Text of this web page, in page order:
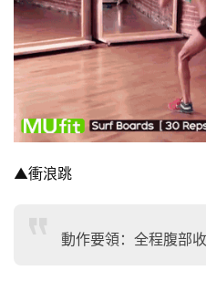
▲衝浪跳
動作要領：全程腹部